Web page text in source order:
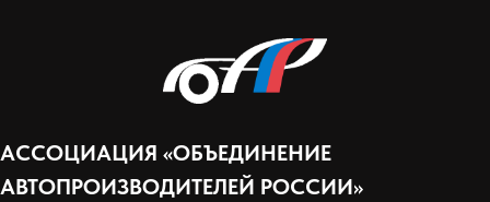
АССОЦИАЦИЯ «ОБЪЕДИНЕНИЕ
АВТОПРОИЗВОДИТЕЛЕЙ РОССИИ»